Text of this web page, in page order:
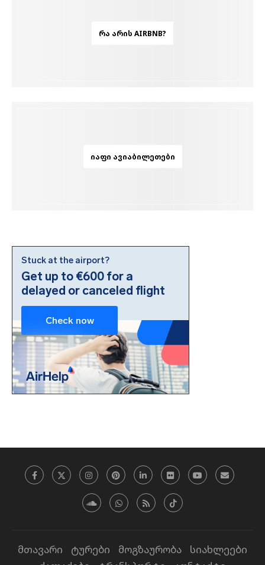
ᲠᲐ ᲐᲠᲘᲡ AIRBNB?
ᲘᲐᲤᲘ ᲐᲕᲘᲐᲑᲘᲚᲔᲗᲔᲑᲘ
მთავარი ტურები მოგზაურობა
სიახლეები